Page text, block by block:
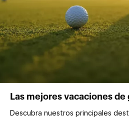
Las mejores vacaciones de
Descubra nuestros principales